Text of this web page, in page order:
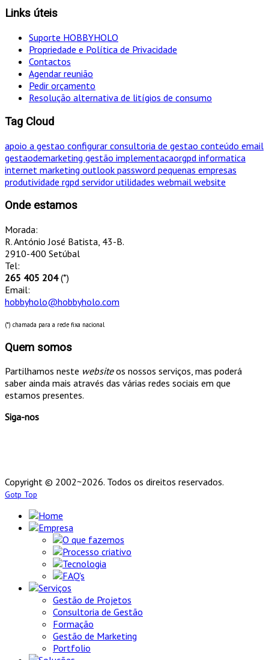
Links úteis
Suporte HOBBYHOLO
Propriedade e Política de Privacidade
Contactos
Agendar reunião
Pedir orçamento
Resolução alternativa de litígios de consumo
Tag Cloud
apoio a gestao configurar consultoria de gestao conteúdo email
gestaodemarketing gestão implementacaorgpd informatica
internet marketing outlook password pequenas empresas
produtividade rgpd servidor utilidades webmail website
Onde estamos
Morada:
R. António José Batista, 43-B.
2910-400 Setúbal
Tel:
265 405 204(*)
Email:
hobbyholo@hobbyholo.com
(*) chamada para a rede fixa nacional
Quem somos
Partilhamos neste websiteos nossos serviços, mas poderá
saber ainda mais através das várias redes sociais em que
estamos presentes.
Siga-nos
Copyright © 2002~2026. Todos os direitos reservados.
Gotp Top
Home
Empresa
O que fazemos
Processo criativo
Tecnologia
FAQ's
Serviços
Gestão de Projetos
Consultoria de Gestão
Formação
Gestão de Marketing
Portfolio